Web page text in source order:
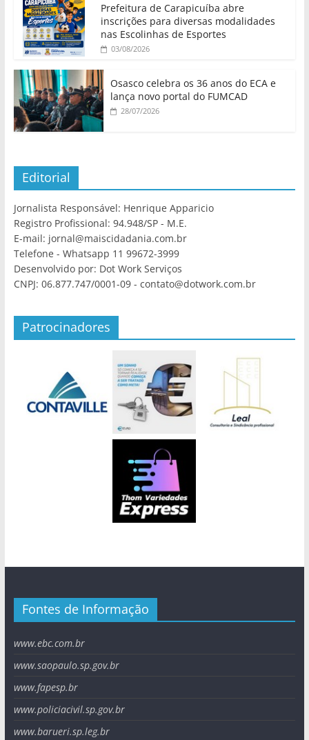
Prefeitura de Carapicuíba abre
inscrições para diversas modalidades
nas Escolinhas de Esportes
03/08/2026
Osasco celebra os 36 anos do ECA e
lança novo portal do FUMCAD
28/07/2026
Editorial
Jornalista Responsável: Henrique Apparicio
Registro Profissional: 94.948/SP - M.E.
E-mail: jornal@maiscidadania.com.br
Telefone - Whatsapp 11 99672-3999
Desenvolvido por: Dot Work Serviços
CNPJ: 06.877.747/0001-09 - contato@dotwork.com.br
Patrocinadores
Fontes de Informação
www.ebc.com.br
www.saopaulo.sp.gov.br
www.fapesp.br
www.policiacivil.sp.gov.br
www.barueri.sp.leg.br